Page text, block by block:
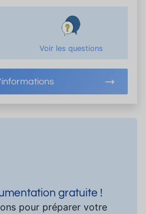
Voir les questions
gratuite !
pour préparer votre